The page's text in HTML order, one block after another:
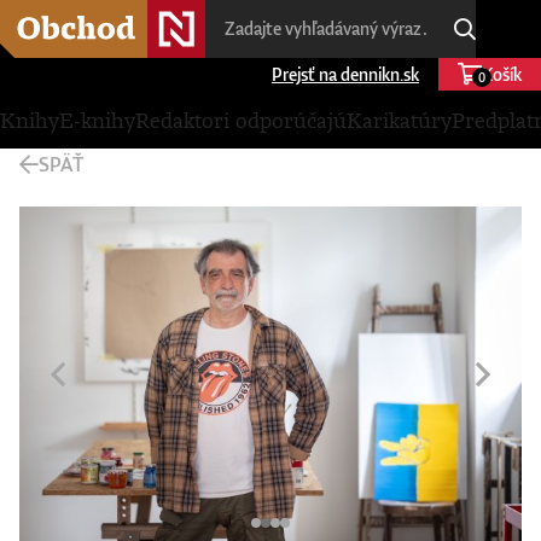
Prejsť na dennikn.sk Košík
0
KnihyE-knihyRedaktori odporúčajúKarikatúry
SPÄŤ